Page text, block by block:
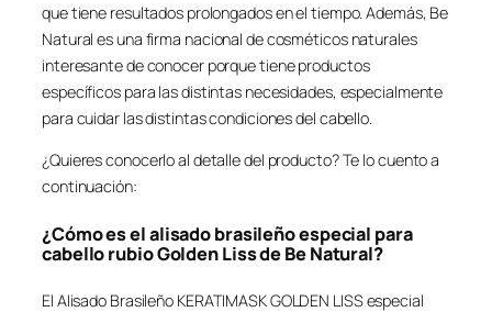
que tiene resultados prolongados en el tiempo. Además, Be
Natural es una firma nacional de cosméticos naturales
interesante de conocer porque tiene productos
específicos para las distintas necesidades, especialmente
para cuidar las distintas condiciones del cabello.
¿Quieres conocerlo al detalle del producto? Te lo cuento a
continuación:
¿Cómo es el alisado brasileño especial para
cabello rubio Golden Liss de Be Natural?
El Alisado Brasileño KERATIMASK GOLDEN LISS especial